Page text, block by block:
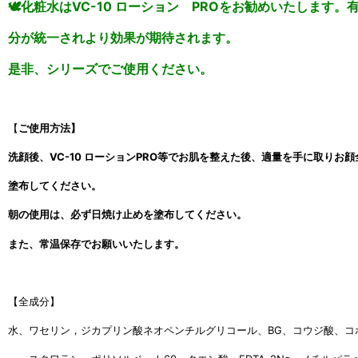
🕊化粧水はVC-10 ローション PROをお勧めいたします。
分が統一されより効果が期待されます。
是非、シリーズでご使用ください。
【ご使用方法】
洗顔後、VC-10 ローションPRO等でお肌を整えた後、適量を手に取りお顔
塗布してください。
朝の使用は、必ず日焼け止めを塗布してください。
また、常温保存でお願いいたします。
【全成分】
水、ワセリン，ジカプリン酸ネオペンチルグリコール、BG、コウジ酸、コ